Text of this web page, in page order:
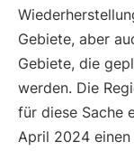
Gebiete, aber
Gebiete, die
werden. Die
für diese Sache
April 2024 einen